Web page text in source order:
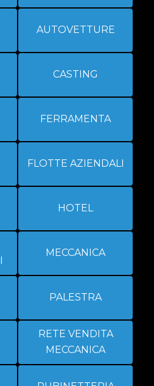
AUTOVETTURE
CASTING
FERRAMENTA
FLOTTE AZIENDALI
HOTEL
MECCANICA
PALESTRA
RETE VENDITA
MECCANICA